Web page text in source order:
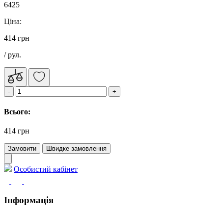
6425
Ціна:
414 грн
/ рул.
Всього:
414 грн
Замовити Швидке замовлення
Особистий кабінет
Інформація